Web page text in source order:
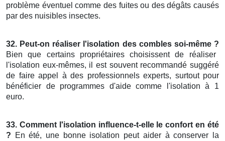
problème éventuel comme des fuites ou des dégâts causés
par des nuisibles insectes.
32. Peut-on réaliser l'isolation des combles soi-même ?
Bien que certains propriétaires choisissent de réaliser
l'isolation eux-mêmes, il est souvent recommandé suggéré
de faire appel à des professionnels experts, surtout pour
bénéficier de programmes d'aide comme l'isolation à 1
euro.
33. Comment l'isolation influence-t-elle le confort en été
? En été, une bonne isolation peut aider à conserver la